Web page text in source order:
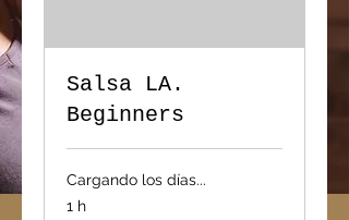
Salsa LA.
Beginners
Cargando los días...
1 h